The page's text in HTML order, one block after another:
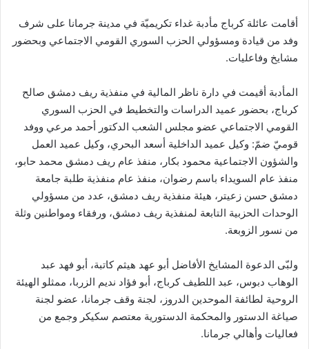
أقامت عائلة كرباج مأدبة غداء تكريميّة في مدينة جرمانا على شرف
وفد من قيادة ومسؤولي الحزب السوري القومي الاجتماعي وبحضور
مشايخ وفاعليات.
المأدبة أقيمت في دارة ناظر المالية في منفذية ريف دمشق صالح
كرباج، بحضور عميد الدراسات والتخطيط في الحزب السوري
القومي الاجتماعي عضو مجلس الشعب الدكتور أحمد مرعي ووفد
قوميّ ضمّ: وكيل عميد الداخلية أسعد البحري، وكيل عميد العمل
والشؤون الاجتماعية محمود بكار، منفذ عام ريف دمشق محمد حابو،
منفذ عام السويداء باسم رضوان، منفذ عام منفذية طلبة جامعة
دمشق حسن زعيتر، هيئة منفذية ريف دمشق، عدد من مسؤولي
الوحدات الحزبية التابعة لمنفذية ريف دمشق، ورفقاء ومواطنين وثلة
من نسور الزوبعة.
ولبّى الدعوة المشايخ الأفاضل أبو عهد هيثم كاتبة، أبو فهد عبد
الوهاب دبوس، عبد اللطيف كرباج، أبو فؤاد نديم الزربا، ممثلو الهيئة
الروحية لطائفة الموحدين الدروز، لجنة وقف جرمانا، عضو لجنة
صياغة الدستور والمحكمة الدستورية معتصم سكيكر وجمع من
فعاليات وأهالي جرمانا.